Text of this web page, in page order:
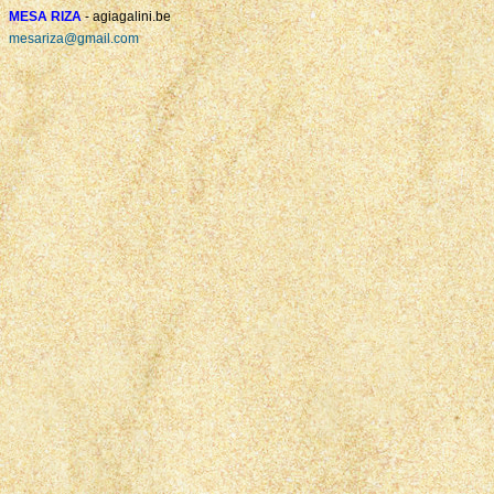
MESA RIZA- agiagalini.be
mesariza@gmail.com